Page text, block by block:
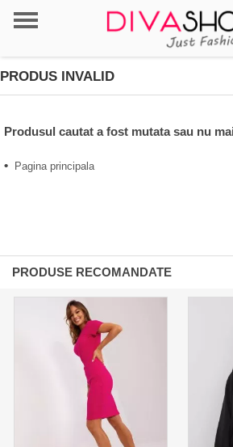
PRODUS INVALID
Produsul cautat a fost mutata sau nu
• Pagina principala
PRODUSE RECOMANDATE